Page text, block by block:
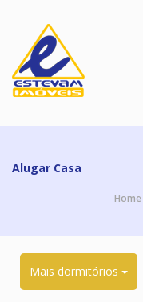
Alugar Casa
Home
Mais dormitórios